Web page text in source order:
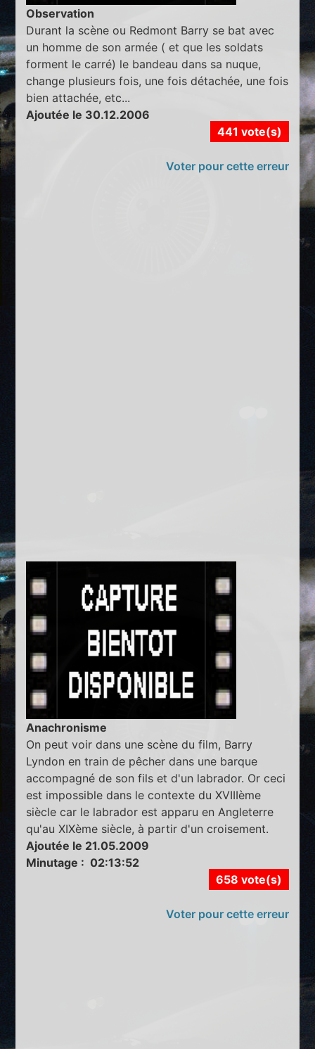
Observation
Durant la scène ou Redmont Barry se bat avec
un homme de son armée ( et que les soldats
forment le carré) le bandeau dans sa nuque,
change plusieurs fois, une fois détachée, une fois
bien attachée, etc...
Ajoutée le 30.12.2006
441 vote(s)
Voter pour cette erreur
Anachronisme
On peut voir dans une scène du film, Barry
Lyndon en train de pêcher dans une barque
accompagné de son fils et d'un labrador. Or ceci
est impossible dans le contexte du XVIIIème
siècle car le labrador est apparu en Angleterre
qu'au XIXème siècle, à partir d'un croisement.
Ajoutée le 21.05.2009
Minutage : 02:13:52
658 vote(s)
Voter pour cette erreur